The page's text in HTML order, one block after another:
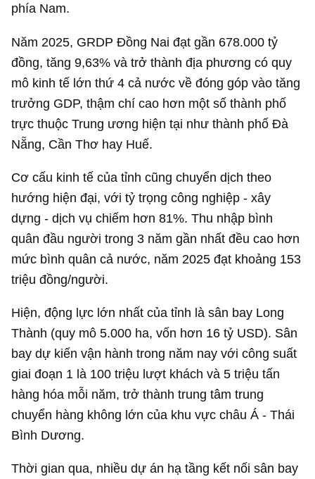
phía Nam.
Năm 2025, GRDP Đồng Nai đạt gần 678.000 tỷ
đồng, tăng 9,63% và trở thành địa phương có quy
mô kinh tế lớn thứ 4 cả nước về đóng góp vào tăng
trưởng GDP, thậm chí cao hơn một số thành phố
trực thuộc Trung ương hiện tại như thành phố Đà
Nẵng, Cần Thơ hay Huế.
Cơ cấu kinh tế của tỉnh cũng chuyển dịch theo
hướng hiện đại, với tỷ trọng công nghiệp - xây
dựng - dịch vụ chiếm hơn 81%. Thu nhập bình
quân đầu người trong 3 năm gần nhất đều cao hơn
mức bình quân cả nước, năm 2025 đạt khoảng 153
triệu đồng/người.
Hiện, động lực lớn nhất của tỉnh là sân bay Long
Thành (quy mô 5.000 ha, vốn hơn 16 tỷ USD). Sân
bay dự kiến vận hành trong năm nay với công suất
giai đoạn 1 là 100 triệu lượt khách và 5 triệu tấn
hàng hóa mỗi năm, trở thành trung tâm trung
chuyển hàng không lớn của khu vực châu Á - Thái
Bình Dương.
Thời gian qua, nhiều dự án hạ tầng kết nối sân bay